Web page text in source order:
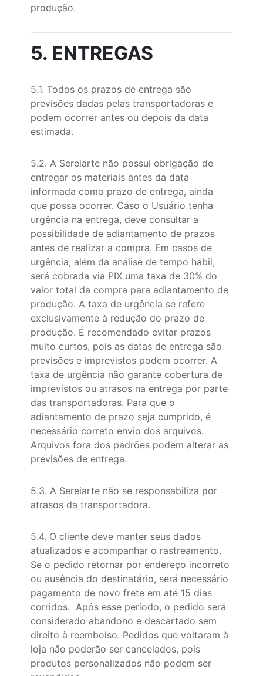
produção.
5. ENTREGAS
5.1. Todos os prazos de entrega são
previsões dadas pelas transportadoras e
podem ocorrer antes ou depois da data
estimada.
5.2. A Sereiarte não possui obrigação de
entregar os materiais antes da data
informada como prazo de entrega, ainda
que possa ocorrer. Caso o Usuário tenha
urgência na entrega, deve consultar a
possibilidade de adiantamento de prazos
antes de realizar a compra. Em casos de
urgência, além da análise de tempo hábil,
será cobrada via PIX uma taxa de 30% do
valor total da compra para adiantamento de
produção. A taxa de urgência se refere
exclusivamente à redução do prazo de
produção. É recomendado evitar prazos
muito curtos, pois as datas de entrega são
previsões e imprevistos podem ocorrer. A
taxa de urgência não garante cobertura de
imprevistos ou atrasos na entrega por parte
das transportadoras. Para que o
adiantamento de prazo seja cumprido, é
necessário correto envio dos arquivos.
Arquivos fora dos padrões podem alterar as
previsões de entrega.
5.3. A Sereiarte não se responsabiliza por
atrasos da transportadora.
5.4. O cliente deve manter seus dados
atualizados e acompanhar o rastreamento.
Se o pedido retornar por endereço incorreto
ou ausência do destinatário, será necessário
pagamento de novo frete em até 15 dias
corridos. Após esse período, o pedido será
considerado abandono e descartado sem
direito à reembolso. Pedidos que voltaram à
loja não poderão ser cancelados, pois
produtos personalizados não podem ser